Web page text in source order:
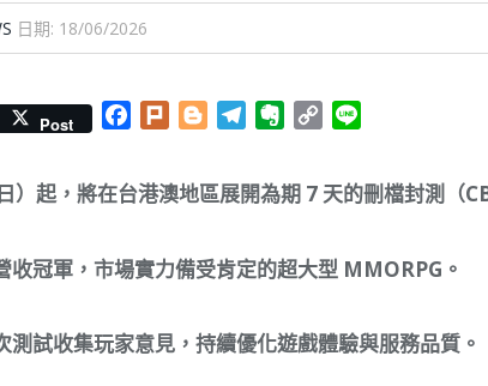
日期: 18/06/2026
Post Facebook
Plurk BloggerTelegramEvernote
Copy
日）起，將在台港澳地區展開為期 7 天的刪檔封測（
收冠軍，市場實力備受肯定的超大型 MMORPG 。
測試收集玩家意見，持續優化遊戲體驗與服務品質。